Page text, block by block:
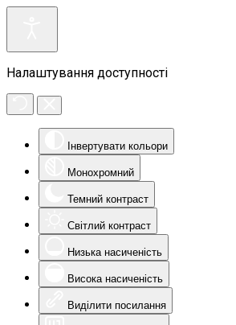
Налаштування доступності
Інвертувати кольори
Монохромний
Темний контраст
Світлий контраст
Низька насиченість
Висока насиченість
Виділити посилання